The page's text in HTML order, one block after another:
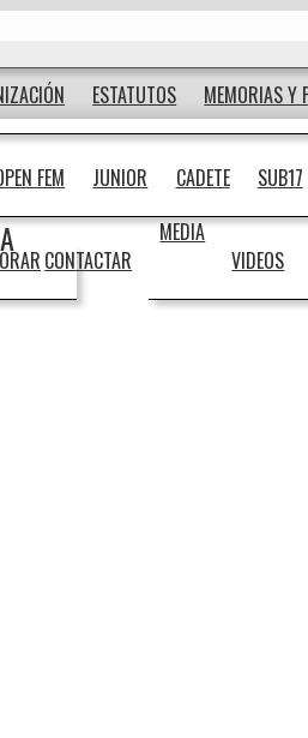
ESTATUTOS MEMORIAS Y
FEM JUNIOR CADETE SUB17
CONTACTAR
MEDIA
VIDEOS